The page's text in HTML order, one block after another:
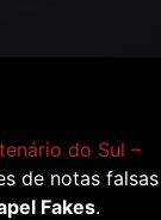
do Sul –
de notas falsas
Fakes.